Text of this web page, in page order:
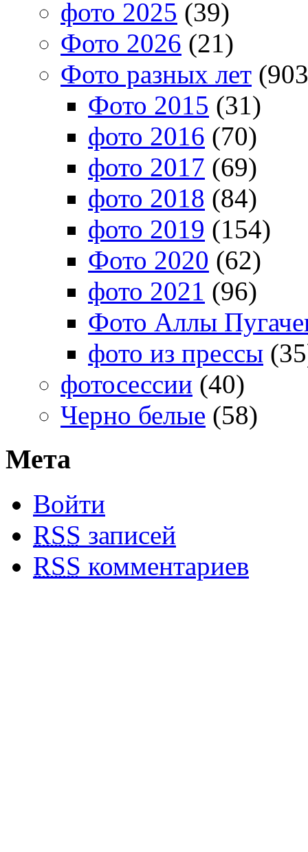
фото 2025 (39)
Фото 2026 (21)
Фото разных лет
Фото 2015 (31)
фото 2016 (70)
фото 2017 (69)
фото 2018 (84)
фото 2019 (154)
Фото 2020 (62)
фото 2021 (96)
Фото Аллы
фото из прессы
фотосессии (40)
Черно белые (58)
Мета
Войти
RSS записей
RSS комментариев